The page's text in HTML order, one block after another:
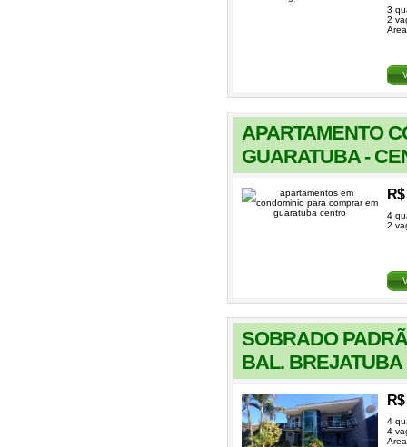
3
2
APARTAMENTO
GUARATUBA -
4
2
SOBRADO
BAL. BREJATUBA
4
4